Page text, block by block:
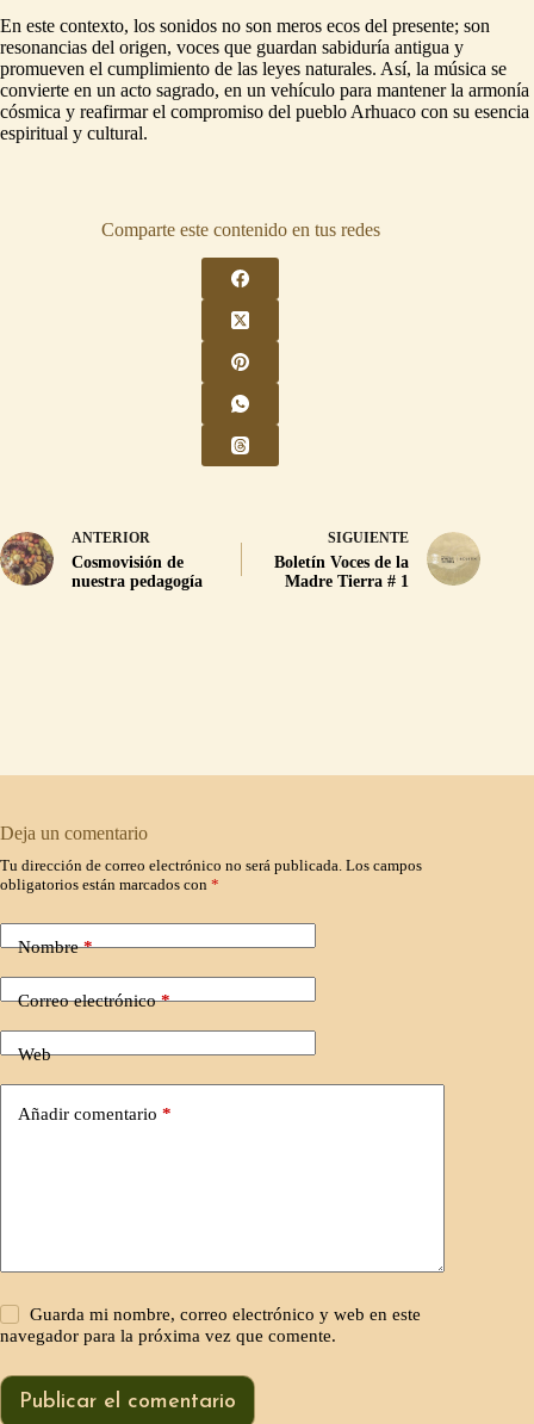
En este contexto, los sonidos no son meros ecos del presente; son
resonancias del origen, voces que guardan sabiduría antigua y
promueven el cumplimiento de las leyes naturales. Así, la música se
convierte en un acto sagrado, en un vehículo para mantener la armonía
cósmica y reafirmar el compromiso del pueblo Arhuaco con su esencia
espiritual y cultural.
Comparte este contenido en tus redes
ANTERIOR
Cosmovisión de
nuestra pedagogía
SIGUIENTE
Boletín Voces de la
Madre Tierra # 1
Deja un comentario
Tu dirección de correo electrónico no será publicada. Los campos
obligatorios están marcados con *
Nombre*
Correo electrónico*
Web
Añadir comentario *
Guarda mi nombre, correo electrónico y web en este
navegador para la próxima vez que comente.
Publicar el comentario